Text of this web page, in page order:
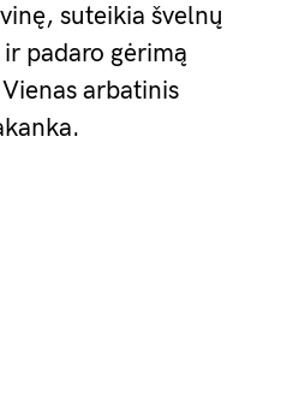
suteikia švelnų
padaro gėrimą
arbatinis